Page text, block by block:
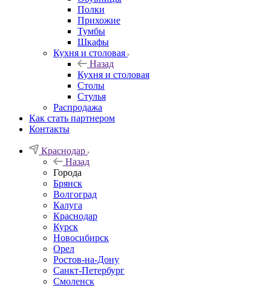
Полки
Прихожие
Тумбы
Шкафы
Кухня и столовая
Назад
Кухня и столовая
Столы
Стулья
Распродажа
Как стать партнером
Контакты
Краснодар
Назад
Города
Брянск
Волгоград
Калуга
Краснодар
Курск
Новосибирск
Орел
Ростов-на-Дону
Санкт-Петербург
Смоленск